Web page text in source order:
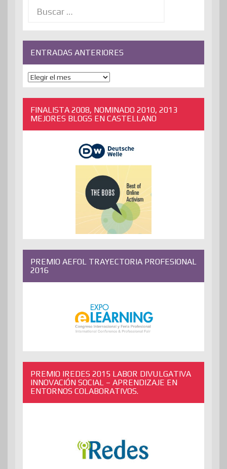
ENTRADAS ANTERIORES
ENTRADAS
ANTERIORES
FINALISTA 2008, NOMINADO 2010, 2013
MEJORES BLOGS EN CASTELLANO
PREMIO AEFOL TRAYECTORIA PROFESIONAL
2016
PREMIO IREDES 2015 LABOR DIVULGATIVA
INNOVACIÓN SOCIAL – APRENDIZAJE EN
ENTORNOS COLABORATIVOS.